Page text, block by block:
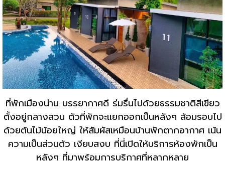
ที่พักเมืองน่าน บรรยากาศดี ร่มรื่นไปด้วยธรรมชาติสีเขียว
ตั้งอยู่กลางสวน ตัวที่พักจะแยกออกเป็นหลังๆ ล้อมรอบไป
ด้วยต้นไม้น้อยใหญ่ ให้สัมผัสเหมือนบ้านพักตากอากาศ เน้น
ความเป็นส่วนตัว เงียบสงบ ที่นี่เปิดให้บริการห้องพักเป็น
หลังๆ ที่มาพร้อมการบริกาศที่หลากหลาย